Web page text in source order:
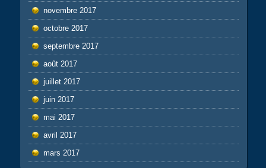
novembre 2017
octobre 2017
septembre 2017
août 2017
juillet 2017
juin 2017
mai 2017
avril 2017
mars 2017